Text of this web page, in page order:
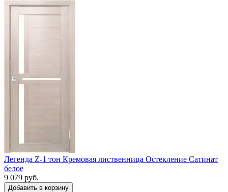
Легенда Z-1 тон Кремовая лиственница Остекление Сатинат
белое
9 079 руб.